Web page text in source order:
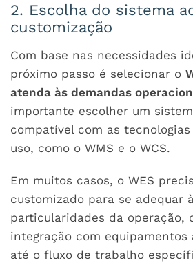
2. Escolha do sistema
customização
Com base nas necessidades
próximo passo é selecionar o
atenda às demandas
importante escolher um
compatível com as
uso, como o WMS e o WCS.
Em muitos casos, o WES
customizado para se adequar
particularidades da operação,
integração com equipamentos
até o fluxo de trabalho